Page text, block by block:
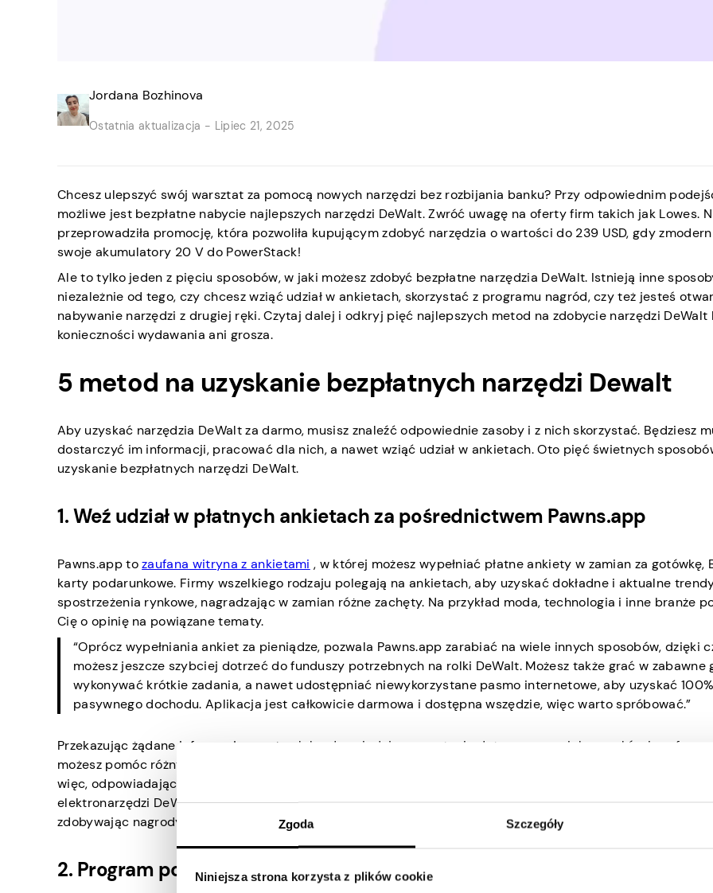
Zgoda Szczegóły
Niniejsza strona korzysta z plików cookie
Jordana Bozhinova
Ostatnia aktualizacja - Lipiec 21, 2025
Chcesz ulepszyć swój warsztat za pomocą nowych narzędzi bez rozbijania banku? Przy odpowiednim
możliwe jest bezpłatne nabycie najlepszych narzędzi DeWalt. Zwróć uwagę na oferty firm takich jak Lowes.
przeprowadziła promocję, która pozwoliła kupującym zdobyć narzędzia o wartości do 239 USD, gdy
swoje akumulatory 20 V do PowerStack!
Ale to tylko jeden z pięciu sposobów, w jaki możesz zdobyć bezpłatne narzędzia DeWalt. Istnieją inne
niezależnie od tego, czy chcesz wziąć udział w ankietach, skorzystać z programu nagród, czy też jesteś
nabywanie narzędzi z drugiej ręki. Czytaj dalej i odkryj pięć najlepszych metod na zdobycie narzędzi DeWalt
konieczności wydawania ani grosza.
5 metod na uzyskanie bezpłatnych narzędzi Dewalt
Aby uzyskać narzędzia DeWalt za darmo, musisz znaleźć odpowiednie zasoby i z nich skorzystać. Będziesz
dostarczyć im informacji, pracować dla nich, a nawet wziąć udział w ankietach. Oto pięć świetnych
uzyskanie bezpłatnych narzędzi DeWalt.
1. Weź udział w płatnych ankietach za pośrednictwem Pawns.app
Pawns.app tozaufana witryna z ankietami , w której możesz wypełniać płatne ankiety w zamian za gotówkę,
karty podarunkowe. Firmy wszelkiego rodzaju polegają na ankietach, aby uzyskać dokładne i aktualne
spostrzeżenia rynkowe, nagradzając w zamian różne zachęty. Na przykład moda, technologia i inne branże
Cię o opinię na powiązane tematy.
“Oprócz wypełniania ankiet za pieniądze, pozwala Pawns.app zarabiać na wiele innych sposobów, dzięki
możesz jeszcze szybciej dotrzeć do funduszy potrzebnych na rolki DeWalt. Możesz także grać w zabawne
wykonywać krótkie zadania, a nawet udostępniać niewykorzystane pasmo internetowe, aby uzyskać
pasywnego dochodu. Aplikacja jest całkowicie darmowa i dostępna wszędzie, więc warto spróbować.”
Przekazując żądane informacje zwrotne lub odpowiadając na pytania dotyczące swoich nawyków i
możesz pomóc różnym markom na wiele sposobów. A co najlepsze, nagrody są Twoje, gdy wypełnisz
więc, odpowiadając na pytania w Pawns.app, możesz zostać nagrodzony prezentami lub gotówką na zakup
elektronarzędzi DeWalt bez wydawania ani grosza z kieszeni. Zacznij już dziś i rozwijaj swój zestaw narzędzi,
zdobywając nagrody za dzielenie się swoimi opiniami!
2. Program pobierania próbek DeWalt